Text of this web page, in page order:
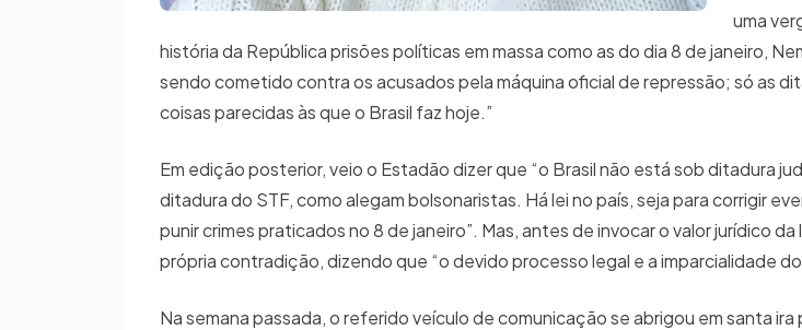
uma
história da República prisões políticas em massa como as do dia 8 de janeiro,
sendo cometido contra os acusados pela máquina oficial de repressão; só as
coisas parecidas às que o Brasil faz hoje.”
Em edição posterior, veio o Estadão dizer que “o Brasil não está sob ditadura
ditadura do STF, como alegam bolsonaristas. Há lei no país, seja para corrigir
punir crimes praticados no 8 de janeiro”. Mas, antes de invocar o valor jurídico da
própria contradição, dizendo que “o devido processo legal e a imparcialidade
Na semana passada, o referido veículo de comunicação se abrigou em santa